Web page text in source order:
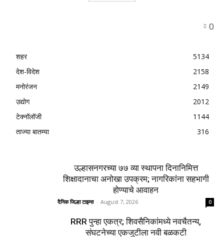
0
शहर
5134
देश-विदेश
2158
मनोरंजन
2149
उद्योग
2012
टेक्नॉलॉजी
1144
ताज्या बातम्या
316
उल्हासनगरच्या ७७ व्या स्थापना दिनानिमित्त
शिक्षादानाचा अनोखा उपक्रम; नागरिकांना सहभागी
होण्याचे आवाहन
दैनिक जिल्हा टाइम्स - August 7, 2026 0
RRR पुन्हा एकत्र; शिवसैनिकांमध्ये नवचैतन्य,
संघटनेच्या एकजुटीला नवी बळकटी